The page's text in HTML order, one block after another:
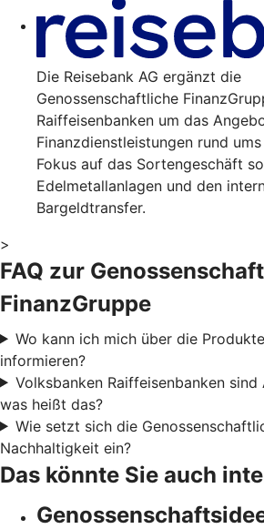
Die Reisebank AG ergänzt die
Genossenschaftliche
Raiffeisenbanken um das
Finanzdienstleistungen rund
Fokus auf das Sortengeschäft
Edelmetallanlagen und den
Bargeldtransfer.
>
FAQ zur
FinanzGruppe
Wo kann ich mich über die
informieren?
Volksbanken Raiffeisenbanken
was heißt das?
Wie setzt sich die
Nachhaltigkeit ein?
Das könnte Sie auch